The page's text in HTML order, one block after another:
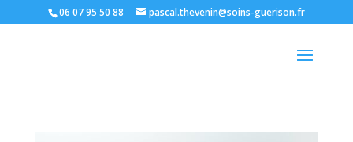
06 07 95 50 88 pascal.thevenin@soins-guerison.fr